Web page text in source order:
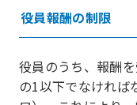
役員報酬の制限
役員のうち、報酬
の1以下でなければ